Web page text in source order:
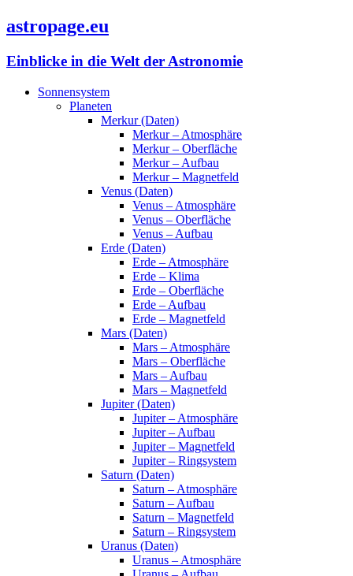
astropage.eu
Einblicke in die Welt der Astronomie
Sonnensystem
Planeten
Merkur (Daten)
Merkur – Atmosphäre
Merkur – Oberfläche
Merkur – Aufbau
Merkur – Magnetfeld
Venus (Daten)
Venus – Atmosphäre
Venus – Oberfläche
Venus – Aufbau
Erde (Daten)
Erde – Atmosphäre
Erde – Klima
Erde – Oberfläche
Erde – Aufbau
Erde – Magnetfeld
Mars (Daten)
Mars – Atmosphäre
Mars – Oberfläche
Mars – Aufbau
Mars – Magnetfeld
Jupiter (Daten)
Jupiter – Atmosphäre
Jupiter – Aufbau
Jupiter – Magnetfeld
Jupiter – Ringsystem
Saturn (Daten)
Saturn – Atmosphäre
Saturn – Aufbau
Saturn – Magnetfeld
Saturn – Ringsystem
Uranus (Daten)
Uranus – Atmosphäre